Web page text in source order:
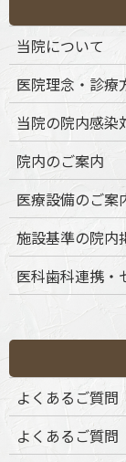
ン
ン
に
動
ビ
ー
ョ
に
動
News
HOME News 予
当院について
医院理念・診療
当院の院内感染
院内のご案内
医療設備のご案
施設基準の院内
医科歯科連携・
よくあるご質問
よくあるご質問